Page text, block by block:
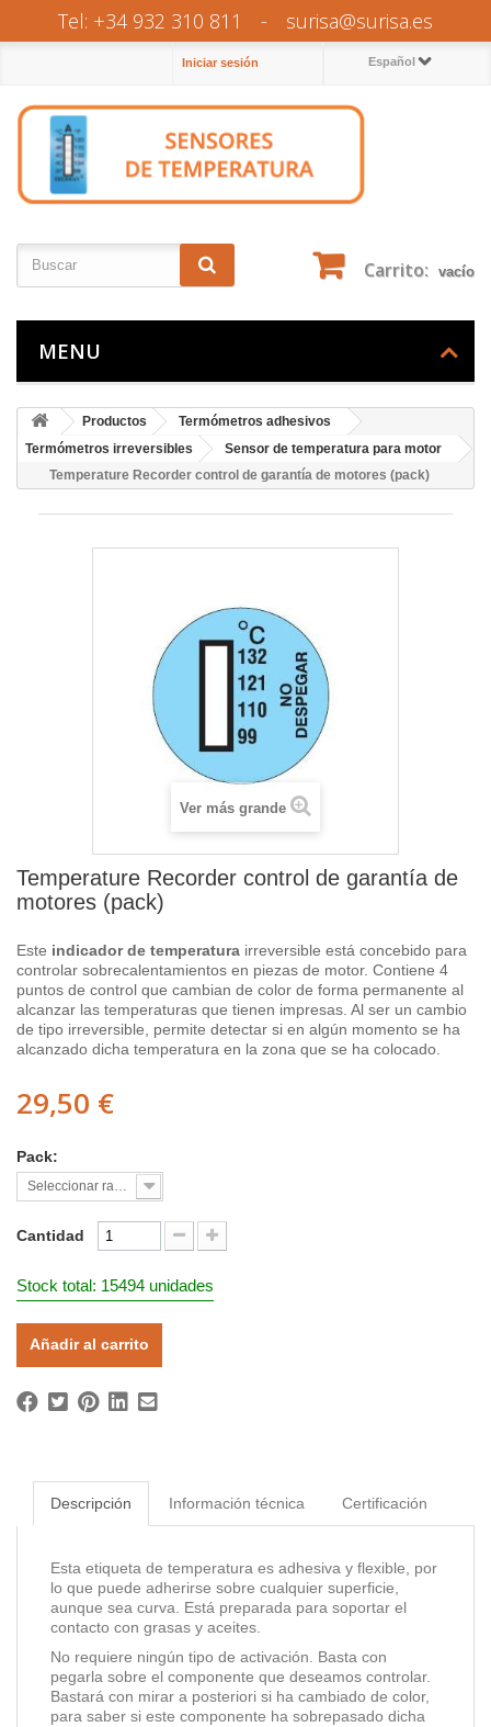
Tel: +34 932 310 811 - surisa@surisa.es
Español
Iniciar sesión
Carrito: vacío
MENU
Productos
Termómetros adhesivos
Termómetros irreversibles
Sensor de temperatura para motor
Temperature Recorder control de garantía de motores (pack)
Ver más grande
Temperature Recorder control de garantía de
motores (pack)
Este indicador de temperatura irreversible está concebido para
controlar sobrecalentamientos en piezas de motor. Contiene 4
puntos de control que cambian de color de forma permanente al
alcanzar las temperaturas que tienen impresas. Al ser un cambio
de tipo irreversible, permite detectar si en algún momento se ha
alcanzado dicha temperatura en la zona que se ha colocado.
29,50 €
Pack:
Seleccionar rango
Cantidad
Stock total: 15494 unidades
Añadir al carrito
Descripción Información técnica Certificación
Esta etiqueta de temperatura es adhesiva y flexible, por
lo que puede adherirse sobre cualquier superficie,
aunque sea curva. Está preparada para soportar el
contacto con grasas y aceites.
No requiere ningún tipo de activación. Basta con
pegarla sobre el componente que deseamos controlar.
Bastará con mirar a posteriori si ha cambiado de color,
para saber si este componente ha sobrepasado dicha